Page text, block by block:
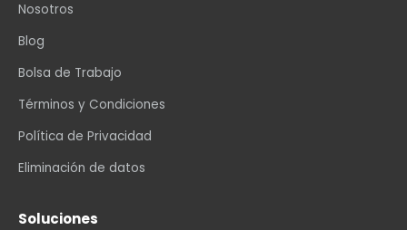
Nosotros
Blog
Bolsa de Trabajo
Términos y Condiciones
Política de Privacidad
Eliminación de datos
Soluciones